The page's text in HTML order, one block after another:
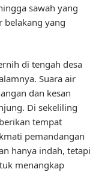
sawah yang
belakang yang
di tengah desa
Suara air
dan kesan
Di sekeliling
tempat
pemandangan
hanya indah, tetapi
menangkap